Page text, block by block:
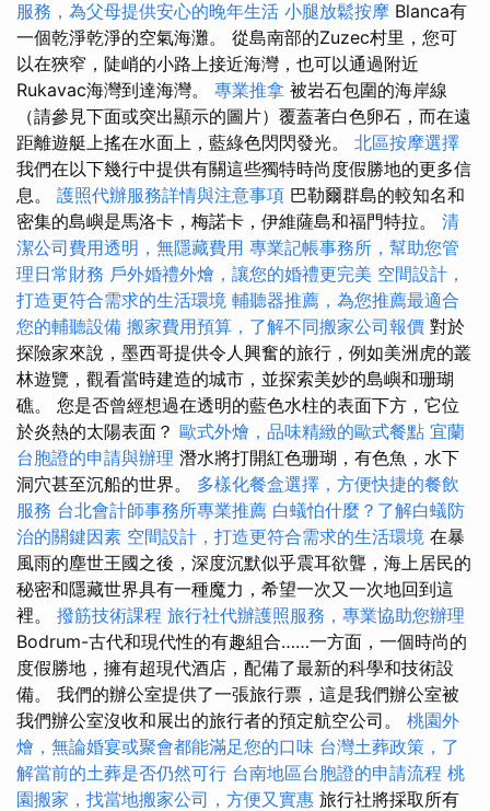
服務，為父母提供安心的晚年生活 小腿放鬆按摩 Blanca有
一個乾淨乾淨的空氣海灘。 從島南部的Zuzec村里，您可
以在狹窄，陡峭的小路上接近海灣，也可以通過附近
Rukavac海灣到達海灣。 專業推拿 被岩石包圍的海岸線
（請參見下面或突出顯示的圖片）覆蓋著白色卵石，而在遠
距離遊艇上搖在水面上，藍綠色閃閃發光。 北區按摩選擇
我們在以下幾行中提供有關這些獨特時尚度假勝地的更多信
息。 護照代辦服務詳情與注意事項 巴勒爾群島的較知名和
密集的島嶼是馬洛卡，梅諾卡，伊維薩島和福門特拉。 清
潔公司費用透明，無隱藏費用 專業記帳事務所，幫助您管
理日常財務 戶外婚禮外燴，讓您的婚禮更完美 空間設計，
打造更符合需求的生活環境 輔聽器推薦，為您推薦最適合
您的輔聽設備 搬家費用預算，了解不同搬家公司報價 對於
探險家來說，墨西哥提供令人興奮的旅行，例如美洲虎的叢
林遊覽，觀看當時建造的城市，並探索美妙的島嶼和珊瑚
礁。 您是否曾經想過在透明的藍色水柱的表面下方，它位
於炎熱的太陽表面？ 歐式外燴，品味精緻的歐式餐點 宜蘭
台胞證的申請與辦理 潛水將打開紅色珊瑚，有色魚，水下
洞穴甚至沉船的世界。 多樣化餐盒選擇，方便快捷的餐飲
服務 台北會計師事務所專業推薦 白蟻怕什麼？了解白蟻防
治的關鍵因素 空間設計，打造更符合需求的生活環境 在暴
風雨的塵世王國之後，深度沉默似乎震耳欲聾，海上居民的
秘密和隱藏世界具有一種魔力，希望一次又一次地回到這
裡。 撥筋技術課程 旅行社代辦護照服務，專業協助您辦理
Bodrum-古代和現代性的有趣組合……一方面，一個時尚的
度假勝地，擁有超現代酒店，配備了最新的科學和技術設
備。 我們的辦公室提供了一張旅行票，這是我們辦公室被
我們辦公室沒收和展出的旅行者的預定航空公司。 桃園外
燴，無論婚宴或聚會都能滿足您的口味 台灣土葬政策，了
解當前的土葬是否仍然可行 台南地區台胞證的申請流程 桃
園搬家，找當地搬家公司，方便又實惠 旅行社將採取所有